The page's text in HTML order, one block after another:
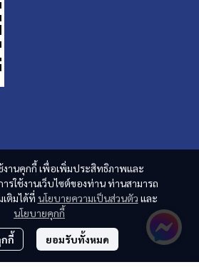
งานคุกกี้ เพื่อเพิ่มประสิทธิภาพและ
รใช้งานเว็บไซต์ของท่าน ท่านสามารถ
เติมได้ที่ นโยบายความเป็นส่วนตัว และ
นโยบายคุกกี้
กี้ ยอมรับทั้งหมด